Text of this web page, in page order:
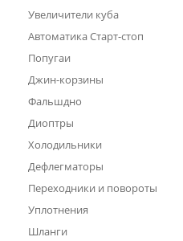
Увеличители куба
Автоматика Старт-стоп
Попугаи
Джин-корзины
Фальшдно
Диоптры
Холодильники
Дефлегматоры
Переходники и повороты
Уплотнения
Шланги